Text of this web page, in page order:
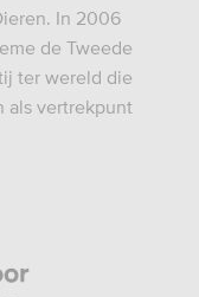
In 2006
de Tweede
ter wereld die
als vertrekpunt